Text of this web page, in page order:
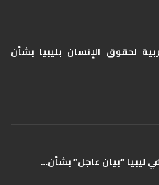
لحقوق الإنسان بليبيا ​بشأن
ليبيا “بيان عاجل” بشأن…